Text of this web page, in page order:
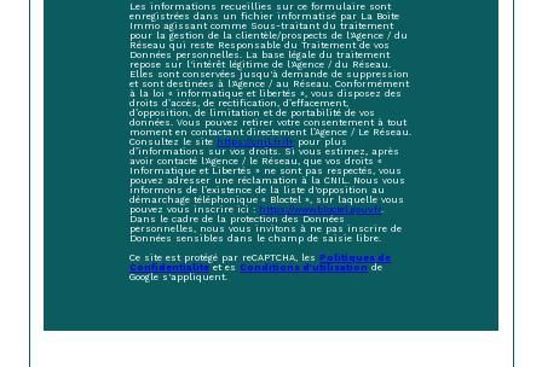
Les informations recueillies sur ce formulaire sont
enregistrées dans un fichier informatisé par La Boite
Immo agissant comme Sous-traitant du traitement
pour la gestion de la clientèle/prospects de l'Agence / du
Réseau qui reste Responsable du Traitement de vos
Données personnelles. La base légale du traitement
repose sur l'intérêt légitime de l'Agence / du Réseau.
Elles sont conservées jusqu'à demande de suppression
et sont destinées à l'Agence / au Réseau. Conformément
à la loi « informatique et libertés », vous disposez des
droits d’accès, de rectification, d’effacement,
d’opposition, de limitation et de portabilité de vos
données. Vous pouvez retirer votre consentement à tout
moment en contactant directement l’Agence / Le Réseau.
Consultez le site https://cnil.fr/fr pour plus
d’informations sur vos droits. Si vous estimez, après
avoir contacté l'Agence / le Réseau, que vos droits «
Informatique et Libertés » ne sont pas respectés, vous
pouvez adresser une réclamation à la CNIL. Nous vous
informons de l’existence de la liste d'opposition au
démarchage téléphonique « Bloctel », sur laquelle vous
pouvez vous inscrire ici : https://www.bloctel.gouv.fr.
Dans le cadre de la protection des Données
personnelles, nous vous invitons à ne pas inscrire de
Données sensibles dans le champ de saisie libre.
Ce site est protégé par reCAPTCHA, lesPolitiques de
Confidentialité et esConditions d'utilisation de
Google s'appliquent.